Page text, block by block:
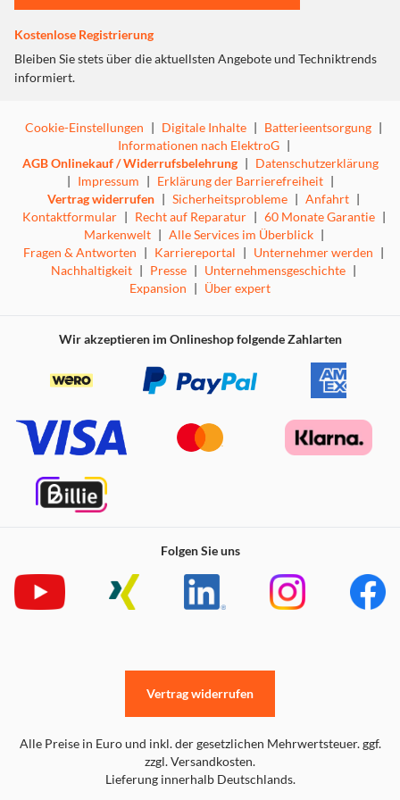
MacBooks, die nur über begrenzte
Anschlussmöglichkeiten verfügen. Sie müssen nicht gleich
Ihr ganzes Setup austauschen, wenn Sie Ihrem Laptop ein
Upgrade verpassen. Schließen Sie einfach den Adapter an
Display herzustellen.
Ultra-HD-Auflösung
Der USB-C™ auf HDMI 4K Adapter unterstützt
messerscharfe Auflösungen bis Ultra HD 4K* und bietet
so reichhaltige Inhalte für das ultimative immersive
Erlebnis. Selbst bei höheren Frame-Raten liefert der
Adapter immer noch glatte Bilder ohne Datenverluste
oder Aussetzer.
Handlich und praktisch
Mit seinem hochwertigen Aluminium-Gehäuse ist dieser
extrem leicht zu transportierende Hub perfekt geeignet
für BYOD-Lösungen (Bring Your Own Device) im Büro und
auf Reisen. Sie können Ihre Bildschirminhalte auf einen
erweitern, um darauf zu arbeiten, zu spielen oder sich bei
einem echten 4K-Erlebnis zu entspannen.
USB-C™ auf HDMI-Adapter – machen Sie Ihr Slimline-
Notebook, MacBook oder Smartphone zu einer
Ermöglicht eine nahtlose Verbindung von jedem
Monitor
Die HDMI-Schnittstelle unterstützt bis zu 4K*
* Vorausgesetzt, der Computer unterstützt 4K. Der HDMI-
Anschluss erfordert eine direkte HDMI-zu-HDMI-
Systemvoraussetzungen
USB-C™-Hostanschluss
Kostenlose Registrierung
Bleiben Sie stets über die aktuellsten Angebote und Techniktrends
informiert.
Cookie-Einstellungen | Digitale Inhalte | Batterieentsorgung |
Informationen nach ElektroG |
AGB Onlinekauf / Widerrufsbelehrung | Datenschutzerklärung
| Impressum | Erklärung der Barrierefreiheit |
Vertrag widerrufen | Sicherheitsprobleme | Anfahrt |
Kontaktformular | Recht auf Reparatur | 60 Monate Garantie |
Markenwelt | Alle Services im Überblick |
Fragen & Antworten | Karriereportal | Unternehmer werden |
Nachhaltigkeit | Presse | Unternehmensgeschichte |
Expansion | Über expert
Wir akzeptieren im Onlineshop folgende Zahlarten
Folgen Sie uns
Alle Preise in Euro und inkl. der gesetzlichen Mehrwertsteuer. ggf.
zzgl. Versandkosten.
Lieferung innerhalb Deutschlands.
Vertrag widerrufen